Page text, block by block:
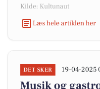
Kilde: Kultunaut
Læs hele artiklen her
DET SKER 19-04-2025
Musik og